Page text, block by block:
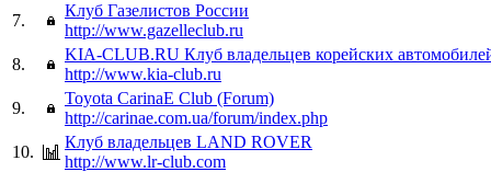
7.
Клуб Газелистов России
http://www.gazelleclub.ru
8.
KIA-CLUB.RU Клуб владельцев корейских
http://www.kia-club.ru
9.
Toyota CarinaE Club (Forum)
http://carinae.com.ua/forum/index.php
10.
Клуб владельцев LAND ROVER
http://www.lr-club.com